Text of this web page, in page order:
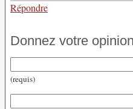
Répondre
Donnez votre
(requis)